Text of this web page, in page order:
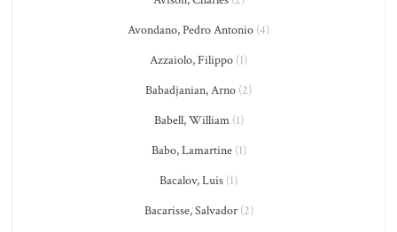
Avondano, Pedro Antonio (4)
Azzaiolo, Filippo (1)
Babadjanian, Arno (2)
Babell, William(1)
Babo, Lamartine(1)
Bacalov, Luis (1)
Bacarisse, Salvador(2)